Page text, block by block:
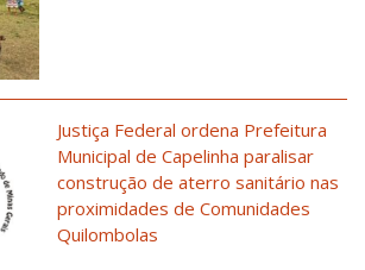
Justiça Federal ordena Prefeitura
Municipal de Capelinha paralisar
construção de aterro sanitário nas
proximidades de Comunidades
Quilombolas